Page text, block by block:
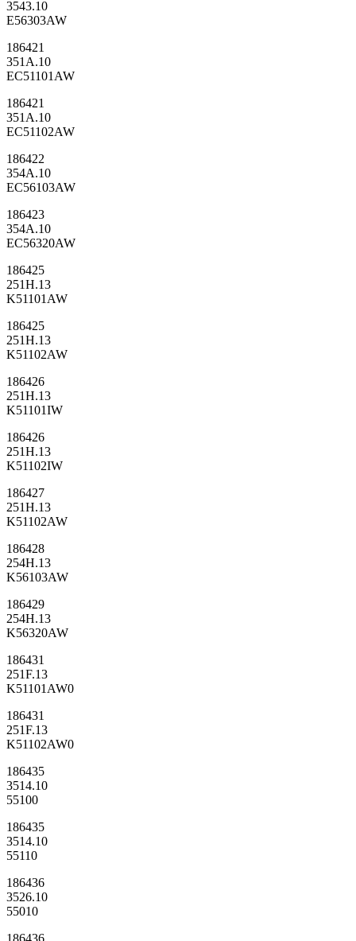
3543.10
E56303AW
186421
351A.10
EC51101AW
186421
351A.10
EC51102AW
186422
354A.10
EC56103AW
186423
354A.10
EC56320AW
186425
251H.13
K51101AW
186425
251H.13
K51102AW
186426
251H.13
K51101IW
186426
251H.13
K51102IW
186427
251H.13
K51102AW
186428
254H.13
K56103AW
186429
254H.13
K56320AW
186431
251F.13
K51101AW0
186431
251F.13
K51102AW0
186435
3514.10
55100
186435
3514.10
55110
186436
3526.10
55010
186436